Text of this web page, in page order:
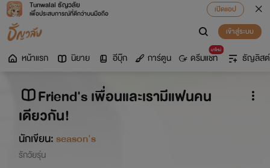
Tunwalai ธัญวลัย
เพื่อประสบการณ์ที่ดีกว่าบนมือถือ
เปิดแอป
เข้าสู่ระบบ
หน้าแรก นิยาย อีบุ๊ก การ์ตูน
มาใหม่
ดรีมแชท ธัญลิสต์
Friend's เพื่อนและเรามีแฟนคน
เดียวกัน!
นักเขียน:season's
รักวัยรุ่น